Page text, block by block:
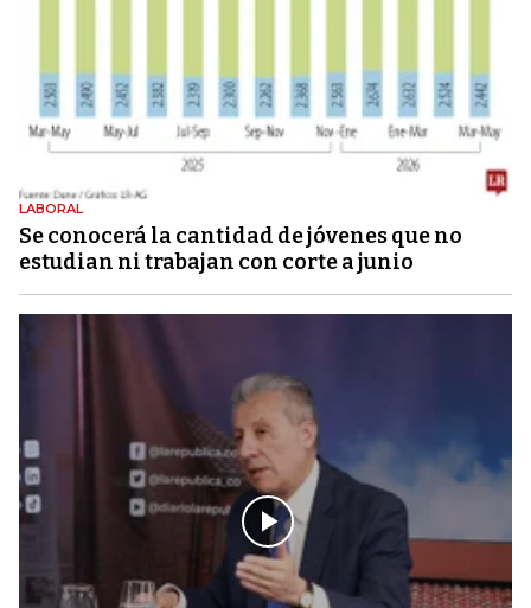
LABORAL
Se conocerá la cantidad de jóvenes que no
estudian ni trabajan con corte a junio